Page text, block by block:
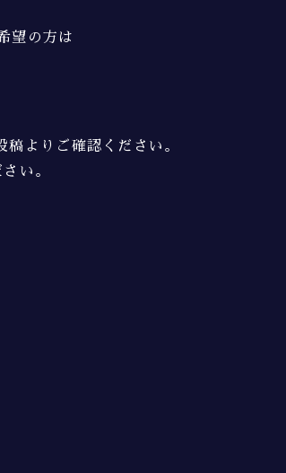
望の方は
よりご確認ください。
い。